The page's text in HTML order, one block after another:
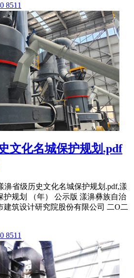
8511
文化名城保护规划.pdf
濞省级历史文化名城保护规划.pdf,漾
护规划 （年） 公示版 漾濞彝族自治
建筑设计研究院股份有限公司 二Ο二
8511